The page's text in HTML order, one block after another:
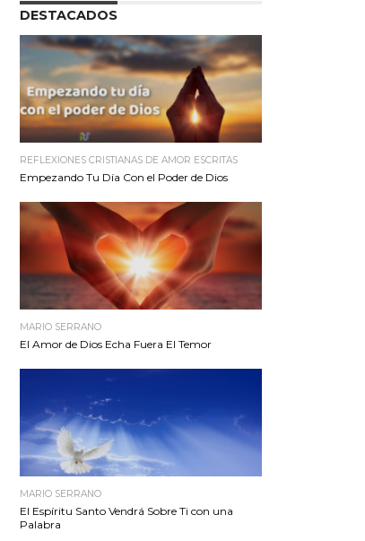
DESTACADOS
REFLEXIONES CRISTIANAS DE AMOR ESCRITAS
Empezando Tu Día Con el Poder de Dios
MARIO SERRANO
El Amor de Dios Echa Fuera El Temor
MARIO SERRANO
El Espíritu Santo Vendrá Sobre Ti con una
Palabra